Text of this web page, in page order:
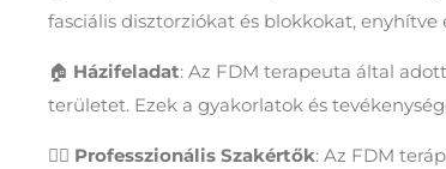
fasciális disztorziókat és blokkokat,
🏠 Házifeladat: Az FDM terapeuta által
területet. Ezek a gyakorlatok és
👩‍⚕️ Professzionális Szakértők: Az FDM